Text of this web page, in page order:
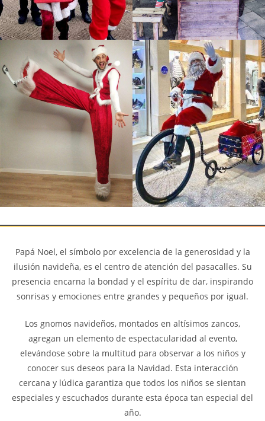
Papá Noel, el símbolo por excelencia de la generosidad y la
ilusión navideña, es el centro de atención del pasacalles. Su
presencia encarna la bondad y el espíritu de dar, inspirando
sonrisas y emociones entre grandes y pequeños por igual.
Los gnomos navideños, montados en altísimos zancos,
agregan un elemento de espectacularidad al evento,
elevándose sobre la multitud para observar a los niños y
conocer sus deseos para la Navidad. Esta interacción
cercana y lúdica garantiza que todos los niños se sientan
especiales y escuchados durante esta época tan especial del
año.